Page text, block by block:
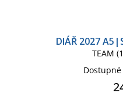
DIÁŘ 2027
TEAM